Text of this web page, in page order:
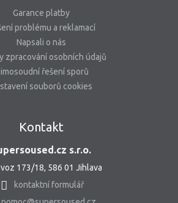
Garance platby
problému a reklamací
Napsali o nás
zpracování osobních údajů
řešení sporů
souborů cookies
Kontakt
s.r.o.
173/18, 586 01 Jihlava
kontaktní formulář